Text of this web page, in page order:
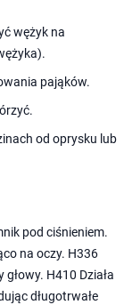
wężyk na
pająków.
od oprysku lub
pod ciśnieniem.
na oczy. H336
H410 Działa
długotrwałe